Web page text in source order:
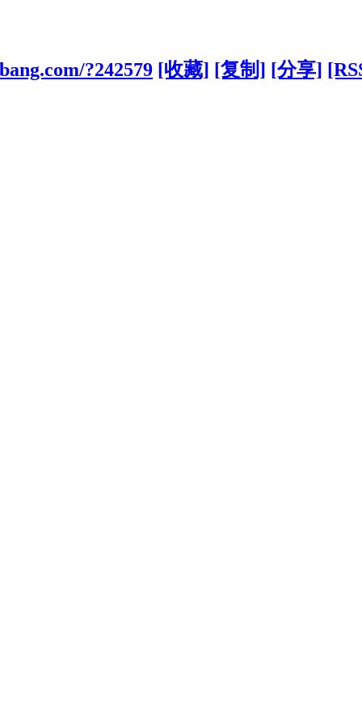
?242579 [收藏] [复制] [分享]